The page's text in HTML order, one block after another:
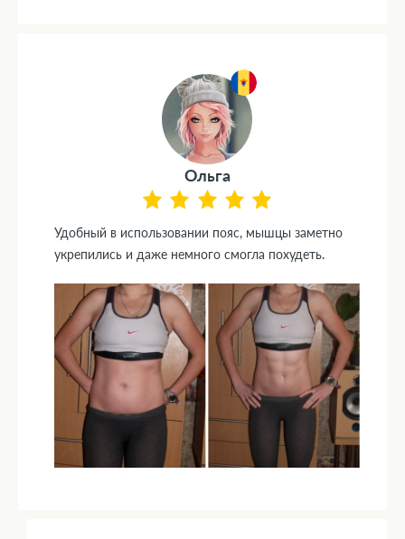
Ольга
Удобный в использовании пояс, мышцы заметно
укрепились и даже немного смогла похудеть.